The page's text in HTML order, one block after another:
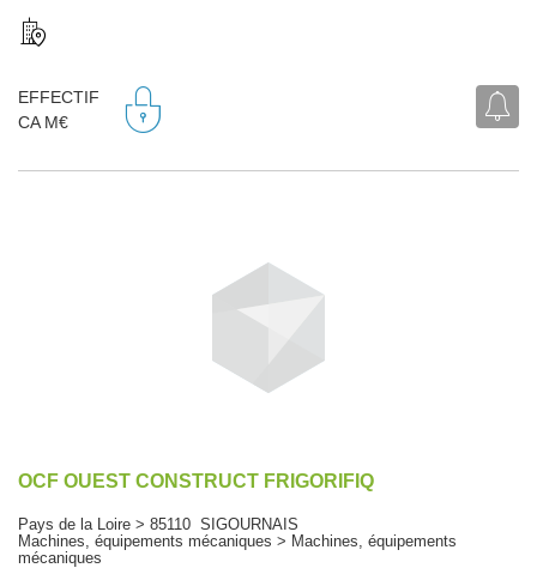
EFFECTIF
CA M€
OCF OUEST CONSTRUCT FRIGORIFIQ
Pays de la Loire > 85110 SIGOURNAIS
Machines, équipements mécaniques > Machines, équipements
mécaniques